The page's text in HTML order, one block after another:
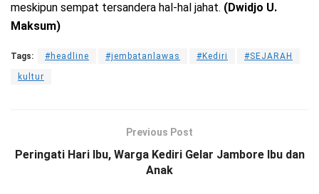
meskipun sempat tersandera hal-hal jahat. (Dwidjo U.
Maksum)
Tags: #headline #jembatanlawas #Kediri #SEJARAH
kultur
Previous Post
Peringati Hari Ibu, Warga Kediri Gelar Jambore Ibu dan
Anak